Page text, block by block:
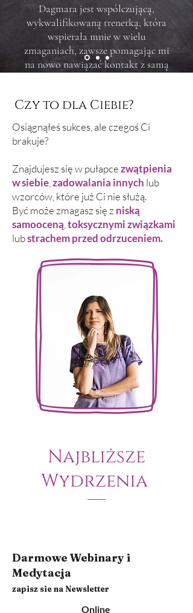
Dagmara jest współczującą,
wykwalifikowaną trenerką, która
wspierała mnie w wielu
zmaganiach, zawsze pomagając mi
na nowo nawiązać kontakt z samą
życiu i gorąco polecam ją innym za
jej zdolność do tworzenia
przestrzeni uzdrawiającej. Zanim
zaczęłam współpracę z Dagmarą,
zmagałam się z depresją i
samotnością, czując się zagubiona.
Podczas naszych sesji nauczyłam się
akceptować wszystkie aspekty
siebie, w tym „negatywne” emocje,
bez osądzania. Przyniosło mi to
współczucie, wolność i wewnętrzne
wzmocnienie.
Czy to dla Ciebie?
Osiągnąłeś sukces, ale czegoś Ci
brakuje?
Znajdujesz się w pułapcezwątpienia
w siebie zadowalania innych lub
wzorców, które już Ci nie służą.
Być może zmagasz się z niską
samooceną toksycznymi związkami
lubstrachem przed odrzuceniem.
Najbliższe
Wydrzenia
Darmowe Webinary i
Medytacja
zapisz sie na Newsletter
Online